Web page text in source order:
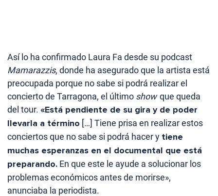
Así lo ha confirmado Laura Fa desde su podcast
Mamarazzis, donde ha asegurado que la artista está
preocupada porque no sabe si podrá realizar el
concierto de Tarragona, el último showque queda
del tour. «Está pendiente de su gira y de poder
llevarla a término […] Tiene prisa en realizar estos
conciertos que no sabe si podrá hacer y tiene
muchas esperanzas en el documental que está
preparando. En que este le ayude a solucionar los
problemas económicos antes de morirse»,
anunciaba la periodista.